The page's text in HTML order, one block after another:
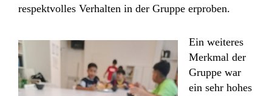
respektvolles Verhalten in der Gruppe erproben.
Ein weiteres
Merkmal der
Gruppe war
ein sehr hohes